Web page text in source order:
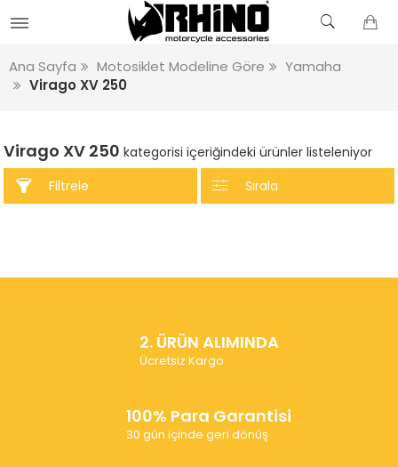
Ana Sayfa Motosiklet Modeline Göre
Yamaha
Virago XV 250
Virago XV 250 kategorisi içeriğindeki ürünler listeleniyor
Filtrele
Sırala
2. ÜRÜN ALIMINDA
Ücretsiz Kargo
100% Para Garantisi
30 gün içinde geri dönüş